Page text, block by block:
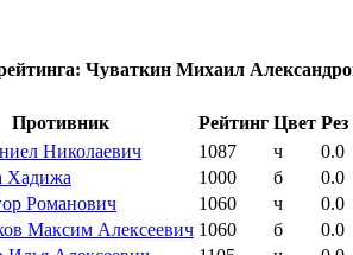
Чуваткин Михаил
Противник Рейтинг Цвет Рез
Николаевич 1087 ч
0.0
Хадижа 1000 б
0.0
Романович 1060 ч
0.0
Максим Алексеевич 1060 б
0.0